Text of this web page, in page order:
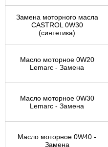
Замена моторного масла
CASTROL 0W30
(синтетика)
Масло моторное 0W20
Lemarc - Замена
Масло моторное 0W30
Lemarc - Замена
Масло моторное 0W40 -
Замена